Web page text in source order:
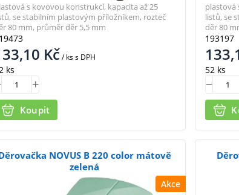
Kč/ kss DPH
ks
Koupit
s kovovou konstrukcí, kapacita až 25
se stabilním plastovým příložníkem, rozteč
80 mm, průměr děr 5,5 mm
193197
52 ks
plastová
listů, se
děr 80
Akce
NOVUS B 220 color mátově
zelená